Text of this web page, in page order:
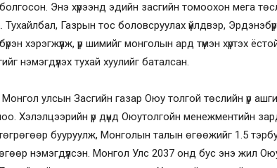
болгосон. Энэ хүрээнд эдийн засгийн томоохон мега
Газрын тос боловсруулах үйлдвэр,
хэрэгжүүлж, үр шимийг монголын ард түмэн хүртэх
нэмэгдүүлэх тухай хуулийг баталсан.
улсын Засгийн газар Оюу толгой төслийн үр
Хэлэлцээрийн үр дүнд Оюутолгойн менежментийн
бууруулж, Монголын талын өгөөжийг 1.5
нэмэгдүүлсэн. Монгол Улс 2037 онд бус энэ жил